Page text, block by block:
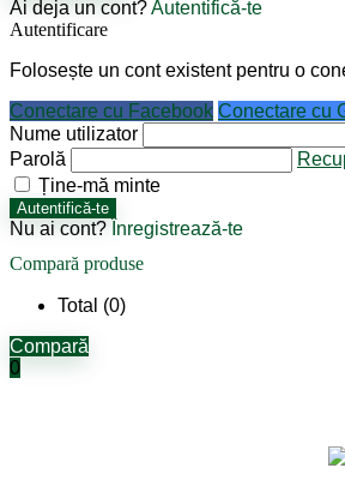
Ai deja un cont?Autentifică-te
Autentificare
Folosește un cont existent pentru o
Conectare cu Facebook Conectare cu
Nume utilizator
Parolă
Ține-mă minte
Autentifică-te
Nu ai cont? Înregistrează-te
Compară produse
Total (0)
Compară
0